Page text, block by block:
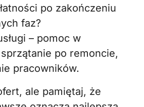
po zakończeniu
faz?
– pomoc w
po remoncie,
pracowników.
ale pamiętaj, że